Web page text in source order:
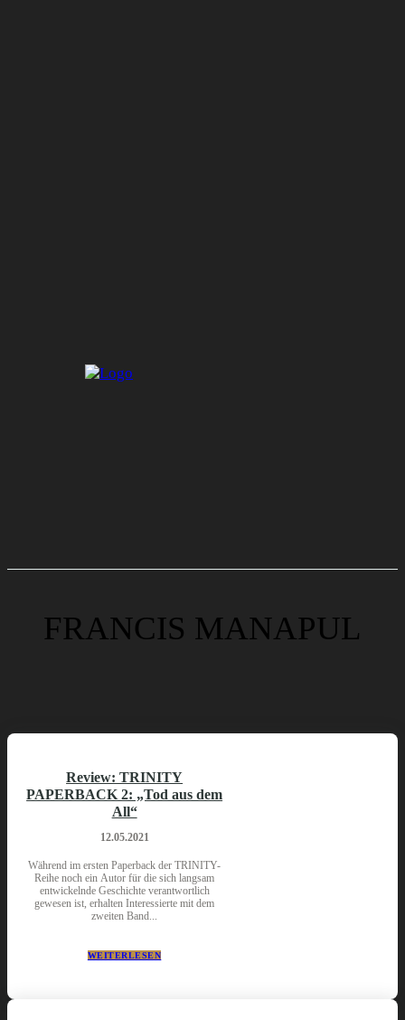
FRANCIS MANAPUL
Review: TRINITY
PAPERBACK 2: „Tod aus dem
All“
12.05.2021
Während im ersten Paperback der TRINITY-
Reihe noch ein Autor für die sich langsam
entwickelnde Geschichte verantwortlich
gewesen ist, erhalten Interessierte mit dem
zweiten Band...
WEITERLESEN